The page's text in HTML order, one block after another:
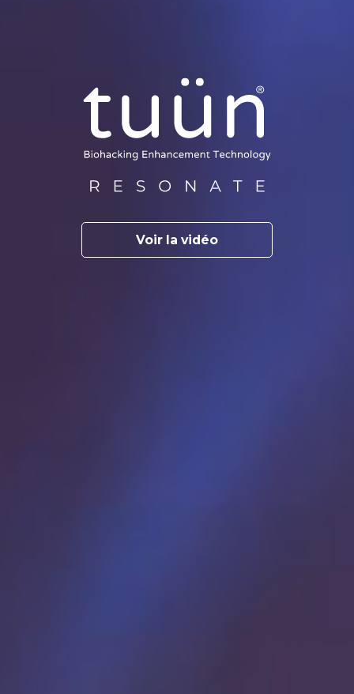
Voir la vidéo